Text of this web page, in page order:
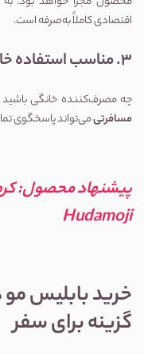
اقتصادی کاملاً به‌صرفه است.
3. مناسب استفاده خانگی و حرفه‌ای
چه مصرف‌کننده خانگی باشید و چه آرایشگر حرفه‌ای،
مسافرتی می‌تواند پاسخگوی تمام نیازهای شما باشد.
پیشنهاد محصول:
Hudamoji
گزینه برای سفر